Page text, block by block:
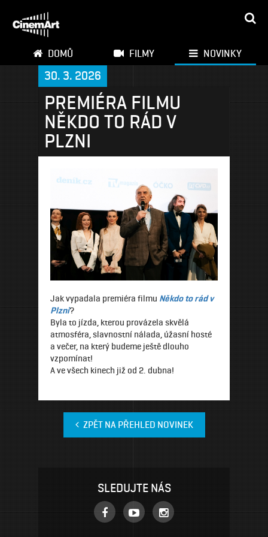
30. 3. 2026
PREMIÉRA FILMU
NĚKDO TO RÁD V
PLZNI
Jak vypadala premiéra filmu Někdo to rád v
Plzni?
Byla to jízda, kterou provázela skvělá
atmosféra, slavnostní nálada, úžasní hosté
a večer, na který budeme ještě dlouho
vzpomínat!
A ve všech kinech již od 2. dubna!
ZPĚT NA PŘEHLED NOVINEK
DOMŮ FILMY NOVINKY
SLEDUJTE NÁS